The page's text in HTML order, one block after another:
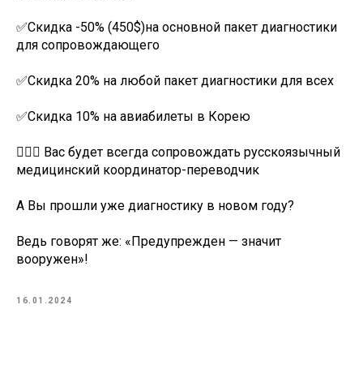
✅Скидка -50% (450$)на основной пакет диагностики
для сопровождающего
✅Скидка 20% на любой пакет диагностики для всех
✅Скидка 10% на авиабилеты в Корею
👩🏻‍⚕️ Вас будет всегда сопровождать русскоязычный
медицинский координатор-переводчик
А Вы прошли уже диагностику в новом году?
Ведь говорят же: «Предупрежден — значит
вооружен»!
16.01.2024